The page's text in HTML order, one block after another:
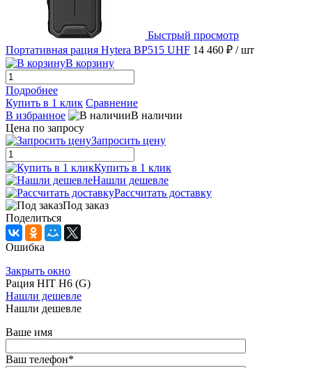
Быстрый просмотр
Портативная рация Hytera BP515 UHF 14 460 ₽ / шт
В корзину
Подробнее
Купить в 1 клик Сравнение
В избранное
В наличии
Цена по запросу
Запросить цену
Купить в 1 клик
Нашли дешевле
Рассчитать доставку
Под заказ
Поделиться
Ошибка
Закрыть окно
Рация HIT H6 (G)
Нашли дешевле
Нашли дешевле
Ваше имя
Ваш телефон*